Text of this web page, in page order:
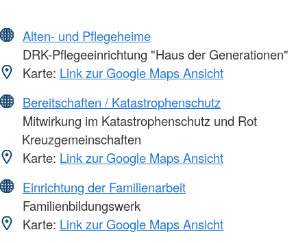
Alten- und Pflegeheime
DRK-Pflegeeinrichtung "Haus der Generationen"
Karte: Link zur Google Maps Ansicht
Bereitschaften / Katastrophenschutz
Mitwirkung im Katastrophenschutz und Rot
Kreuzgemeinschaften
Karte: Link zur Google Maps Ansicht
Einrichtung der Familienarbeit
Familienbildungswerk
Karte: Link zur Google Maps Ansicht